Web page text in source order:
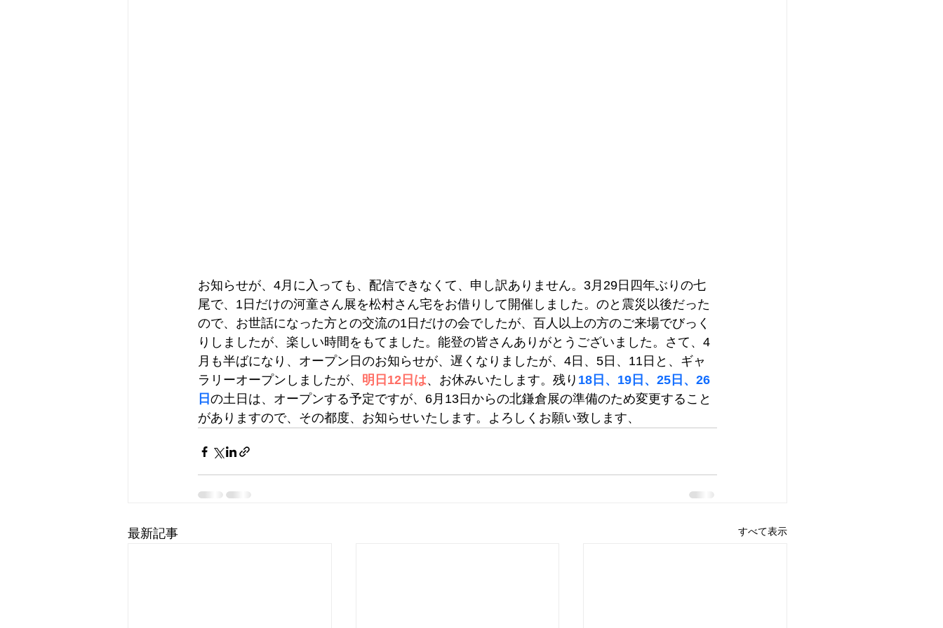
お知らせが、4月に入っても、配信できなくて、申し訳ありません。3月29日四年ぶりの七
尾で、1日だけの河童さん展を松村さん宅をお借りして開催しました。のと震災以後だった
ので、お世話になった方との交流の1日だけの会でしたが、百人以上の方のご来場でびっく
りしましたが、楽しい時間をもてました。能登の皆さんありがとうございました。さて、4
月も半ばになり、オープン日のお知らせが、遅くなりましたが、4日、5日、11日と、ギャ
ラリーオープンしましたが、 明日12日は、お休みいたします。残り 18日、19日、25日、26
日 の土日は、オープンする予定ですが、6月13日からの北鎌倉展の準備のため変更すること
がありますので、その都度、お知らせいたします。よろしくお願い致します、
最新記事 すべて表示